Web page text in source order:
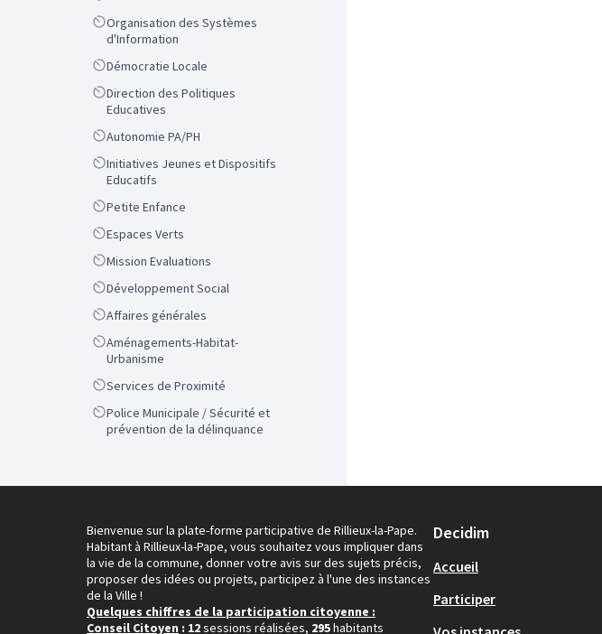
Scope
Organisation des Systèmes
d'Information
ScopeDémocratie Locale
Scope
Direction des Politiques
Educatives
ScopeAutonomie PA/PH
Scope
Initiatives Jeunes et Dispositifs
Educatifs
ScopePetite Enfance
ScopeEspaces Verts
ScopeMission Evaluations
ScopeDéveloppement Social
ScopeAffaires générales
Scope
Aménagements-Habitat-
Urbanisme
ScopeServices de Proximité
Scope
Police Municipale / Sécurité et
prévention de la délinquance
Bienvenue sur la plate-forme participative de Rillieux-la-Pape.
Habitant à Rillieux-la-Pape, vous souhaitez vous impliquer dans
la vie de la commune, donner votre avis sur des sujets précis,
proposer des idées ou projets, participez à l'une des instances
de la Ville !
Quelques chiffres de la participation citoyenne :
Conseil Citoyen : 12sessions réalisées, 295habitants
Decidim
Accueil
Participer